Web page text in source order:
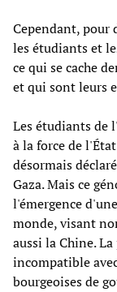
Cependant, pour
les étudiants et
ce qui se cache
et qui sont leurs
Les étudiants de
à la force de
désormais
Gaza. Mais ce
l'émergence
monde, visant
aussi la Chine.
incompatible
bourgeoises de